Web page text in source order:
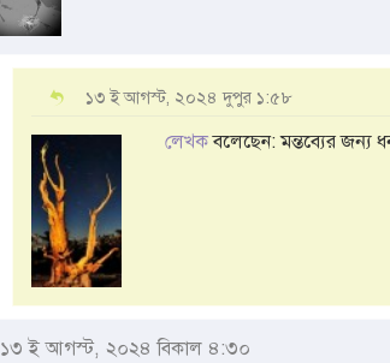
১৩ ই আগস্ট, ২০২৪ দুপুর ১:৫৮
লেখকবলেছেন: মন্তব্যের জন্য
১৩ ই আগস্ট, ২০২৪ বিকাল ৪:৩০